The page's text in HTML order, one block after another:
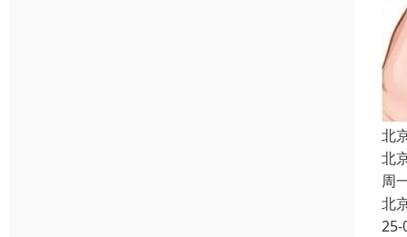
北
北
周
北
25-